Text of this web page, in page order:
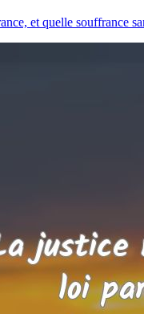
et quelle souffrance